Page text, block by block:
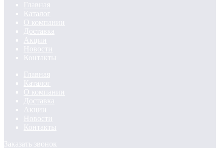
Главная
Каталог
О компании
Доставка
Акции
Новости
Контакты
Главная
Каталог
О компании
Доставка
Акции
Новости
Контакты
Заказать звонок